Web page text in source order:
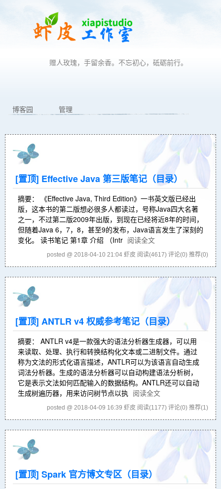
赠人玫瑰，手留余香。不忘初心，砥砺前行。
博客园 管理
[置顶] Effective Java 第三版笔记（目录）
摘要： 《Effective Java, Third Edition》一书英文版已经出
版，这本书的第二版想必很多人都读过，号称Java四大名著
之一，不过第二版2009年出版，到现在已经将近8年的时间，
但随着Java 6，7，8，甚至9的发布，Java语言发生了深刻的
变化。 读书笔记 第1章 介绍 （Intr 阅读全文
posted @ 2018-04-10 21:04 虾皮 阅读(4617) 评论(0) 推荐(0)
[置顶] ANTLR v4 权威参考笔记（目录）
摘要： ANTLR v4是一款强大的语法分析器生成器，可以用
来读取、处理、执行和转换结构化文本或二进制文件。通过
称为文法的形式化语言描述，ANTLR可以为该语言自动生成
词法分析器。生成的语法分析器可以自动构建语法分析树，
它是表示文法如何匹配输入的数据结构。ANTLR还可以自动
生成树遍历器，用来访问树节点以执 阅读全文
posted @ 2018-04-09 16:39 虾皮 阅读(1177) 评论(0) 推荐(1)
[置顶] Spark 官方博文专区（目录）